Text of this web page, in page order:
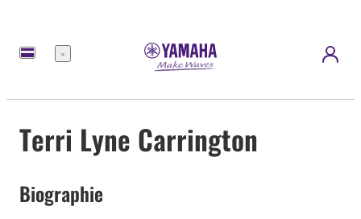
Menu
Terri Lyne Carrington
Biographie